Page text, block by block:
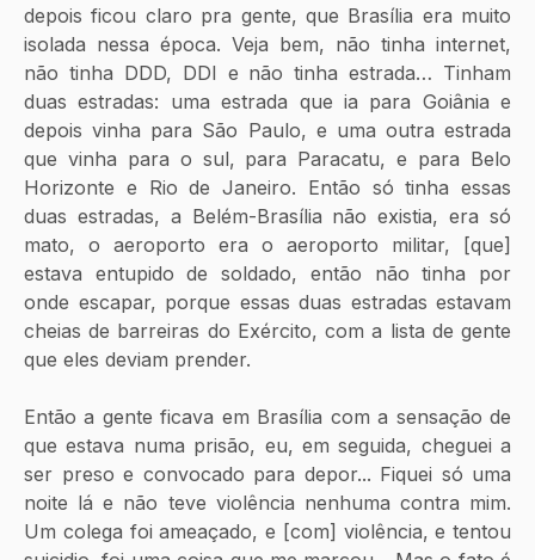
depois ficou claro pra gente, que Brasília era muito
isolada nessa época. Veja bem, não tinha internet,
não tinha DDD, DDI e não tinha estrada… Tinham
duas estradas: uma estrada que ia para Goiânia e
depois vinha para São Paulo, e uma outra estrada
que vinha para o sul, para Paracatu, e para Belo
Horizonte e Rio de Janeiro. Então só tinha essas
duas estradas, a Belém-Brasília não existia, era só
mato, o aeroporto era o aeroporto militar, [que]
estava entupido de soldado, então não tinha por
onde escapar, porque essas duas estradas estavam
cheias de barreiras do Exército, com a lista de gente
que eles deviam prender.
Então a gente ficava em Brasília com a sensação de
que estava numa prisão, eu, em seguida, cheguei a
ser preso e convocado para depor... Fiquei só uma
noite lá e não teve violência nenhuma contra mim.
Um colega foi ameaçado, e [com] violência, e tentou